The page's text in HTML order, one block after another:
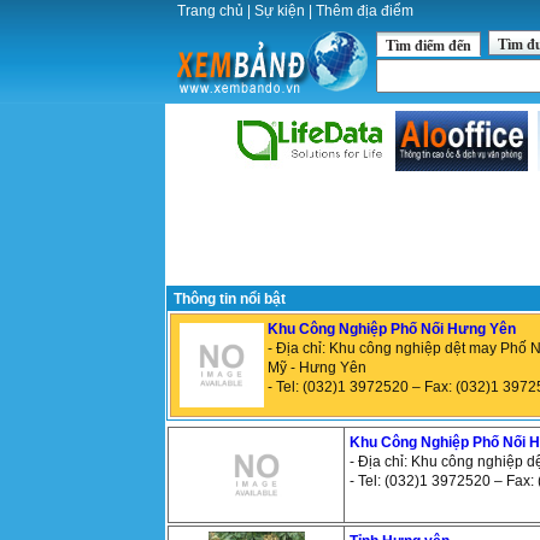
Trang chủ Sự kiện Thêm địa điểm
Tìm điểm đến Tìm
Thông tin nổi bật
Khu Công Nghiệp Phố Nối Hưng Yên
- Địa chỉ: Khu công nghiệp dệt may Phố
Mỹ - Hưng Yên
- Tel: (032)1 3972520 – Fax: (032)1
Khu Công Nghiệp Phố Nối
- Địa chỉ: Khu công nghiệp
- Tel: (032)1 3972520 –